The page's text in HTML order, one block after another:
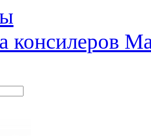
консилеров